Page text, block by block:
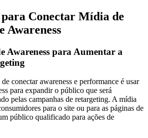
Conectar Mídia de
Awareness
Awareness para Aumentar a
conectar awareness e performance é usar
para expandir o público que será
pelas campanhas de retargeting. A mídia
para o site ou para as páginas de
público qualificado para ações de